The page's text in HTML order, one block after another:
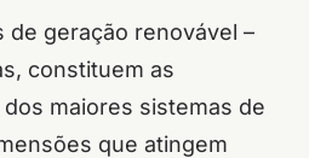
de geração renovável –
constituem as
maiores sistemas de
que atingem